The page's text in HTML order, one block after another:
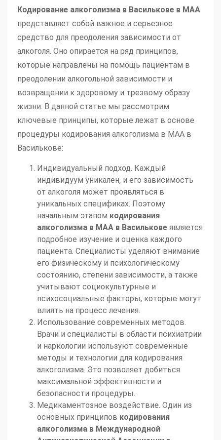
Кодирование алкоголизма в Василькове в МАА
представляет собой важное и серьезное
средство для преодоления зависимости от
алкоголя. Оно опирается на ряд принципов,
которые направлены на помощь пациентам в
преодолении алкогольной зависимости и
возвращении к здоровому и трезвому образу
жизни. В данной статье мы рассмотрим
ключевые принципы, которые лежат в основе
процедуры кодирования алкоголизма в МАА в
Василькове:
Индивидуальный подход. Каждый
индивидуум уникален, и его зависимость
от алкоголя может проявляться в
уникальных спецификах. Поэтому
начальным этапом кодирования
алкоголизма в МАА в Василькове является
подробное изучение и оценка каждого
пациента. Специалисты уделяют внимание
его физическому и психологическому
состоянию, степени зависимости, а также
учитывают социокультурные и
психосоциальные факторы, которые могут
влиять на процесс лечения.
Использование современных методов.
Врачи и специалисты в области психиатрии
и наркологии используют современные
методы и технологии для кодирования
алкоголизма. Это позволяет добиться
максимальной эффективности и
безопасности процедуры.
Медикаментозное воздействие. Один из
основных принципов кодирования
алкоголизма в Международной